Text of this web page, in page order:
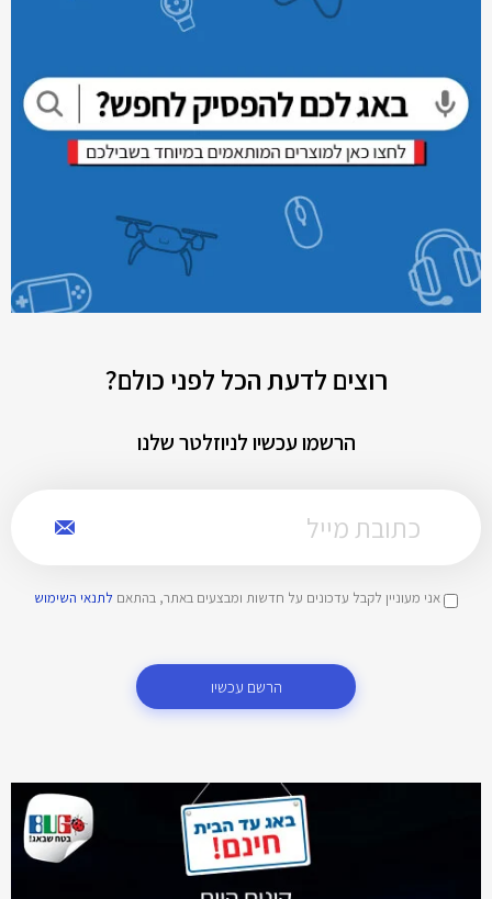
רוצים לדעת הכל לפני כולם?
הרשמו עכשיו לניוזלטר שלנו
אני מעוניין לקבל עדכונים על חדשות ומבצעים באתר, בהתאם לתנאי השימוש
הרשם עכשיו